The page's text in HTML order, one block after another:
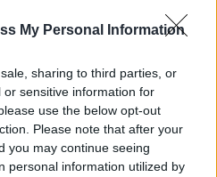
My Personal Information
sharing to third parties, or
sensitive information for
use the below opt-out
Please note that after your
you may continue seeing
personal information utilized by
egyesek Erdélyben